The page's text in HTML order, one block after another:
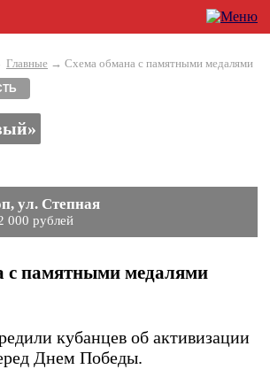
Главные → Схема обмана с памятными медалями
ул. Степная
000 рублей
с памятными медалями
кубанцев об активизации
Днем Победы.